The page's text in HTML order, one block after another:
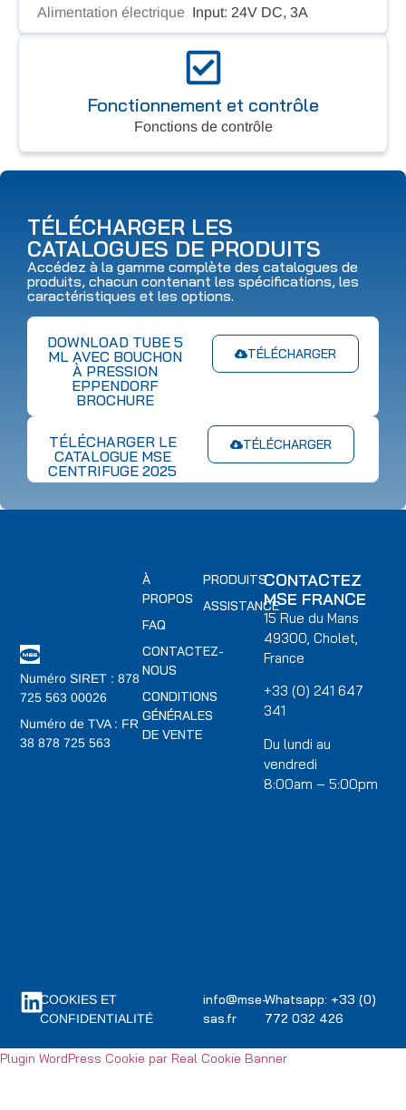
Alimentation électrique Input: 24V DC, 3A
Fonctionnement et contrôle
Fonctions de contrôle
TÉLÉCHARGER LES
CATALOGUES DE PRODUITS
Accédez à la gamme complète des catalogues de
produits, chacun contenant les spécifications, les
caractéristiques et les options.
TÉLÉCHARGER
DOWNLOAD TUBE 5
ML AVEC BOUCHON
À PRESSION
EPPENDORF
BROCHURE
TÉLÉCHARGER
TÉLÉCHARGER LE
CATALOGUE MSE
CENTRIFUGE 2025
Numéro SIRET : 878
725 563 00026
Numéro de TVA : FR
38 878 725 563
PRODUITS
ASSISTANCE
À
PROPOS
FAQ
CONTACTEZ-
NOUS
CONDITIONS
GÉNÉRALES
DE VENTE
CONTACTEZ
MSE FRANCE
15 Rue du Mans
49300, Cholet,
France
+33 (0) 241 647
341
Du lundi au
vendredi
8:00am – 5:00pm
info@mse-
sas.fr
Whatsapp: +33 (0)
772 032 426
COOKIES ET
CONFIDENTIALITÉ
Plugin WordPress Cookie par Real Cookie Banner